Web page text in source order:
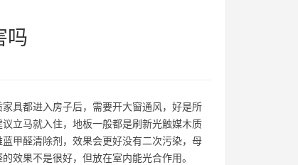
吗
具都进入房子后，需要开大窗通风，好是所
立马就入住，地板一般都是刷新光触媒木质
甲醛清除剂，效果会更好没有二次污染，母
效果不是很好，但放在室内能光合作用。